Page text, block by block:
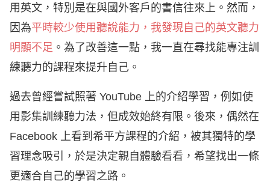
用英文，特別是在與國外客戶的書信往來上。然而，
因為平時較少使用聽說能力，我發現自己的英文聽力
明顯不足 。為了改善這一點，我一直在尋找能專注訓
練聽力的課程來提升自己。
過去曾經嘗試照著 YouTube 上的介紹學習，例如使
用影集訓練聽力法，但成效始終有限。後來，偶然在
Facebook 上看到希平方課程的介紹，被其獨特的學
習理念吸引，於是決定親自體驗看看，希望找出一條
更適合自己的學習之路。